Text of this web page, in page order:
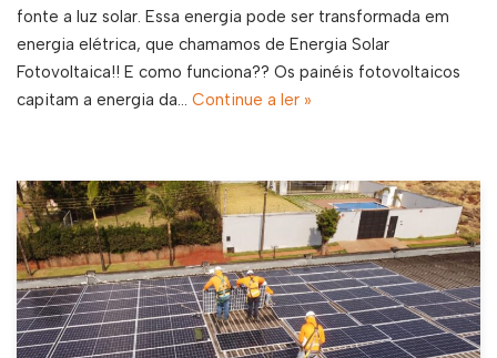
fonte a luz solar. Essa energia pode ser transformada em
energia elétrica, que chamamos de Energia Solar
Fotovoltaica!! E como funciona?? Os painéis fotovoltaicos
capitam a energia da… Continue a ler »